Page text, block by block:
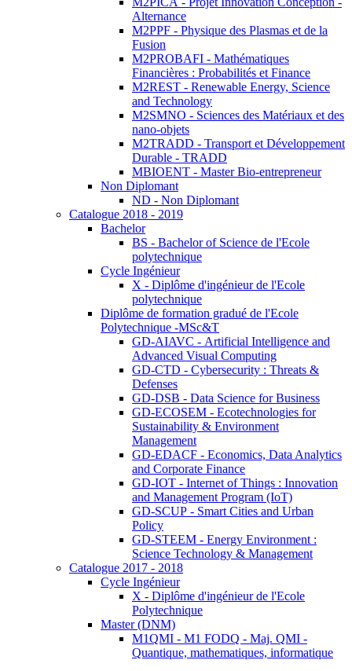
Alternance
M2PPF - Physique des Plasmas et de la
Fusion
M2PROBAFI - Mathématiques
Financières : Probabilités et Finance
M2REST - Renewable Energy, Science
and Technology
M2SMNO - Sciences des Matériaux et des
nano-objets
M2TRADD - Transport et Développement
Durable - TRADD
MBIOENT - Master Bio-entrepreneur
Non Diplomant
ND - Non Diplomant
Catalogue 2018 - 2019
Bachelor
BS - Bachelor of Science de l'Ecole
polytechnique
Cycle Ingénieur
X - Diplôme d'ingénieur de l'Ecole
polytechnique
Diplôme de formation gradué de l'Ecole
Polytechnique -MSc&T
GD-AIAVC - Artificial Intelligence and
Advanced Visual Computing
GD-CTD - Cybersecurity : Threats &
Defenses
GD-DSB - Data Science for Business
GD-ECOSEM - Ecotechnologies for
Sustainability & Environment
Management
GD-EDACF - Economics, Data Analytics
and Corporate Finance
GD-IOT - Internet of Things : Innovation
and Management Program (IoT)
GD-SCUP - Smart Cities and Urban
Policy
GD-STEEM - Energy Environment :
Science Technology & Management
Catalogue 2017 - 2018
Cycle Ingénieur
X - Diplôme d'ingénieur de l'Ecole
Polytechnique
Master (DNM)
M1QMI - M1 FODQ - Maj. QMI -
Quantique, mathematiques, informatique